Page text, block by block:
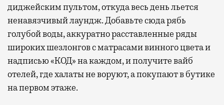
диджейским пультом, откуда весь день льется
ненавязчивый лаундж. Добавьте сюда рябь
голубой воды, аккуратно расставленные ряды
широких шезлонгов с матрасами винного цвета и
надписью «КОД» на каждом, и получите вайб
отелей, где халаты не воруют, а покупают в бутике
на первом этаже.